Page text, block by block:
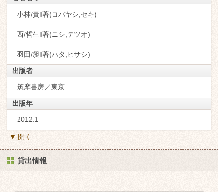
小林/責‖著(コバヤシ,セキ)
西/哲生‖著(ニシ,テツオ)
羽田/昶‖著(ハタ,ヒサシ)
出版者
筑摩書房／東京
出版年
2012.1
▼ 開く
貸出情報